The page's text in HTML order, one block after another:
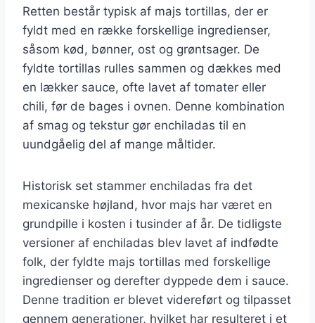
Retten består typisk af majs tortillas, der er
fyldt med en række forskellige ingredienser,
såsom kød, bønner, ost og grøntsager. De
fyldte tortillas rulles sammen og dækkes med
en lækker sauce, ofte lavet af tomater eller
chili, før de bages i ovnen. Denne kombination
af smag og tekstur gør enchiladas til en
uundgåelig del af mange måltider.
Historisk set stammer enchiladas fra det
mexicanske højland, hvor majs har været en
grundpille i kosten i tusinder af år. De tidligste
versioner af enchiladas blev lavet af indfødte
folk, der fyldte majs tortillas med forskellige
ingredienser og derefter dyppede dem i sauce.
Denne tradition er blevet videreført og tilpasset
gennem generationer, hvilket har resulteret i et